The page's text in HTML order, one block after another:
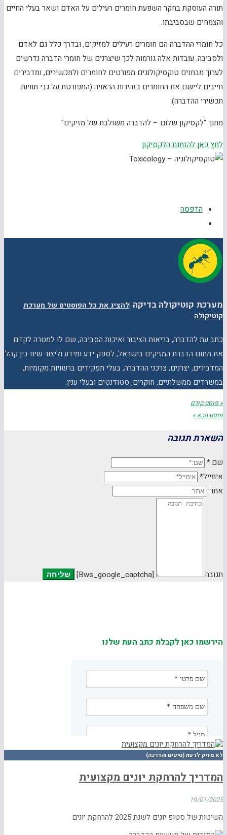
תורה העוסקת בחקר השפעת חומרים רעילים על האדם ושאר בעלי החיים
והצמחים שבסביבתו.
כל חומרי ההדברה הם חומרים רעילים למזיקים, ובדרך כלל גם לאדם
ולסביבה. עובדות אלה גורמות לכך שיצרנים של חומרי הדברה נדרשים
לערוך מבחנים טוקסיקולוגים מפורטים לחומרים ולתכשירים, ומדבירים
חייבים ליישם את החומרים בזהירות הראויה (המפורטת על גבי תוויות
תכשירי ההדברה).
מתוך "לקסיקון שלום – להדברה משולבת של מזיקים"
לחץ כאן להזמנת הלקסיקון
הדפסה
מערכת קוטיקולה בדיקה |להציג את כל הפוסטים של מערכת
קוטיקולה
כתב עת להדברה, בריאות הציבור ואיכות הסביבה, שם לו למטרה לקדם
את תחום הדברת המזיקים בישראל, לספק ידע ומידע וליצור שיח בין קהל
המדבירים, יצרנים, צרכני ההדברה, בעלי תפקידים ברשויות מקומיות,
במשרדים ממשלתיים, חוקרים, סטודנטים ובעלי ענין.
« פוסט קודם
פוסט הבא »
השארת תגובה
שם:*
אימייל*
אתר:
תגובה [bws_google_captcha]
הירשמו כאן לקבלת כתב העת שלנו
לא מזיק לדעת (טיפים והדרכה)
המדריך להרחקת יונים מקצועית
19/01/2025
השיטות של סטופ יונים לשנת 2025 להרחקת יונים